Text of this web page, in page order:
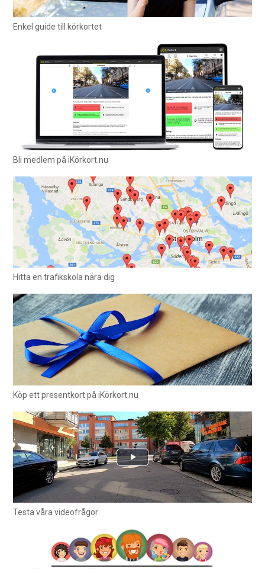
Enkel guide till körkortet
Bli medlem på iKörkort.nu
Hitta en trafikskola nära dig
Köp ett presentkort på iKörkort.nu
Testa våra videofrågor